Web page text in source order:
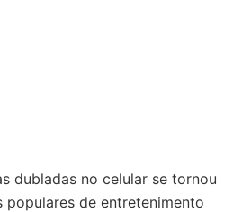
dubladas no celular se tornou
populares de entretenimento